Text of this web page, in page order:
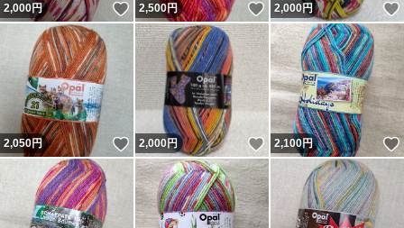
2,000円 いいね！
2,500円 いいね！
2,000円
2,050円 いいね！
2,000円 いいね！
2,100円